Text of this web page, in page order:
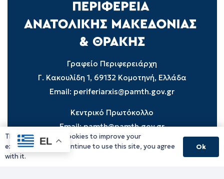
Γραφείο Περιφερειάρχη
Γ. Κακουλίδη 1, 69132 Κομοτηνή, Ελλάδα
Email: periferiarxis@pamth.gov.gr
Κεντρικό Πρωτόκολλο
Email:pamth@pamth.gov.gr
EL
This website uses cookies to improve your
experience. If you continue to use this site, you agree
with it.
Ok